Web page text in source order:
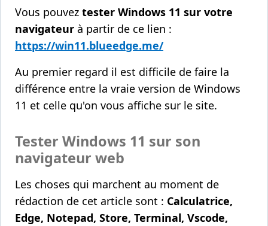
Vous pouvez tester Windows 11 sur votre
navigateur à partir de ce lien :
https://win11.blueedge.me/
Au premier regard il est difficile de faire la
différence entre la vraie version de Windows
11 et celle qu'on vous affiche sur le site.
Tester Windows 11 sur son
navigateur web
Les choses qui marchent au moment de
rédaction de cet article sont : Calculatrice,
Edge, Notepad, Store, Terminal, Vscode,